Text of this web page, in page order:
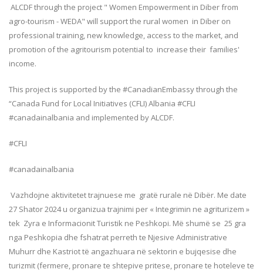
ALCDF through the project " Women Empowerment in Diber from
agro-tourism - WEDA" will support the rural women in Diber on
professional training, new knowledge, access to the market, and
promotion of the agritourism potential to increase their families'
income.
This project is supported by the #CanadianEmbassy through the
“Canada Fund for Local Initiatives (CFLI) Albania #CFLI
#canadainalbania and implemented by ALCDF.
#CFLI
#canadainalbania
Vazhdojne aktivitetet trajnuese me gratë rurale në Dibër. Me date
27 Shator 2024 u organizua trajnimi per « Integrimin ne agriturizem »
tek Zyra e Informacionit Turistik ne Peshkopi. Më shumë se 25 gra
nga Peshkopia dhe fshatrat perreth te Njesive Administrative
Muhurr dhe Kastriot të angazhuara në sektorin e bujqesise dhe
turizmit (fermere, pronare te shtepive pritese, pronare te hoteleve te